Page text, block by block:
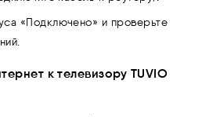
«Подключено» и проверьте
к телевизору TUVIO